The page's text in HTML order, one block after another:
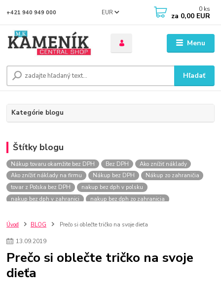
Menu
EUR
Hľadať
+421 940 949 000 0 ks
za 0,00 EUR
Kategórie blogu
Štítky blogu
Nákup tovaru okamžite bez DPH Bez DPH
Ako znížiť náklady
Ako znížiť náklady na firmu
Nákup bez DPH
Nákup zo zahraničia
tovar z Poľska bez DPH
nakup bez dph v polsku
nakup bez dph v zahranici
nakup bez dph zo zahranicia
szco nakup bez dph
Smart hodinky pre deti
Plyšový macovia
Lego Star Wars
Darčeky na Vianoce 2019
Vianočný darček pre dievča do 20€
Úvod BLOG Prečo si oblečte tričko na svoje dieťa
13.09.2019
Prečo si oblečte tričko na svoje
dieťa